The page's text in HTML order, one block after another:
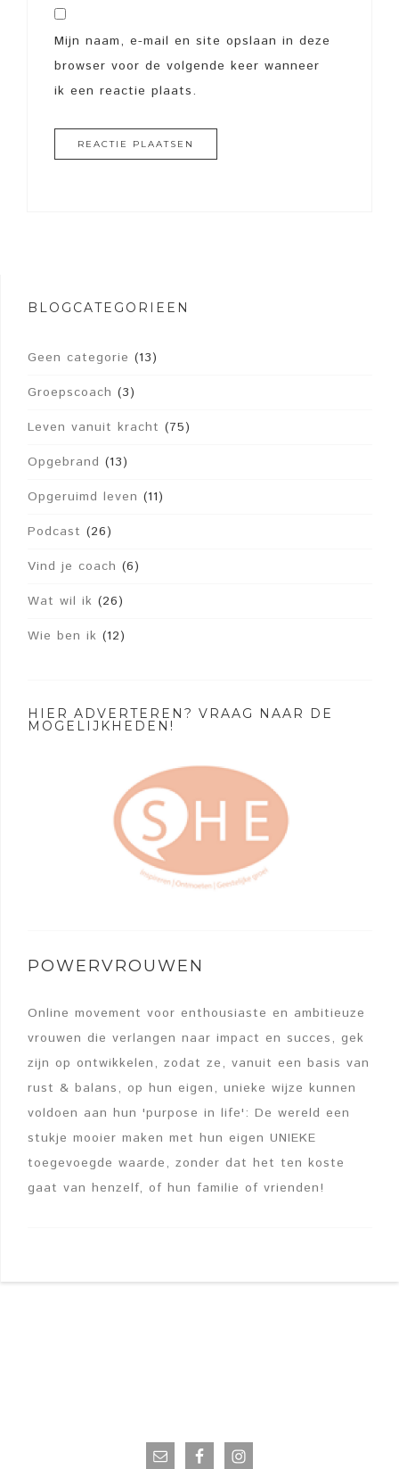
Mijn naam, e-mail en site opslaan in deze
browser voor de volgende keer wanneer
ik een reactie plaats.
BLOGCATEGORIEËN
Geen categorie (13)
Groepscoach (3)
Leven vanuit kracht (75)
Opgebrand (13)
Opgeruimd leven (11)
Podcast (26)
Vind je coach (6)
Wat wil ik (26)
Wie ben ik (12)
HIER ADVERTEREN? VRAAG NAAR DE
MOGELIJKHEDEN!
POWERVROUWEN
Online movement voor enthousiaste en ambitieuze
vrouwen die verlangen naar impact en succes, gek
zijn op ontwikkelen, zodat ze, vanuit een basis van
rust & balans, op hun eigen, unieke wijze kunnen
voldoen aan hun 'purpose in life': De wereld een
stukje mooier maken met hun eigen UNIEKE
toegevoegde waarde, zonder dat het ten koste
gaat van henzelf, of hun familie of vrienden!